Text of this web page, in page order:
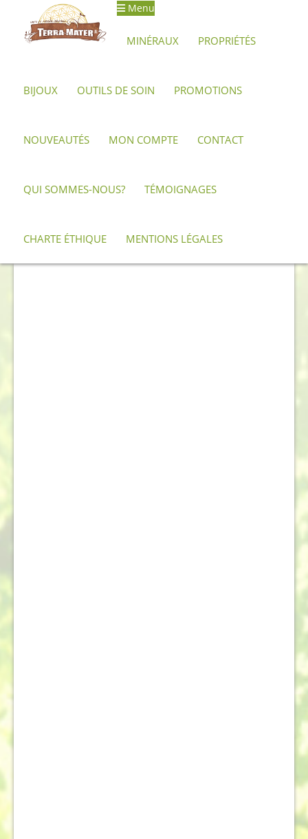
Aller
Aller
au
Menu
MINÉRAUX PROPRIÉTÉS
BIJOUX OUTILS DE SOIN PROMOTIONS
NOUVEAUTÉS MON COMPTE CONTACT
QUI SOMMES-NOUS? TÉMOIGNAGES
CHARTE ÉTHIQUE MENTIONS LÉGALES
Accueil Archives Cœur d’Obsidienne Œil Céleste AAA+